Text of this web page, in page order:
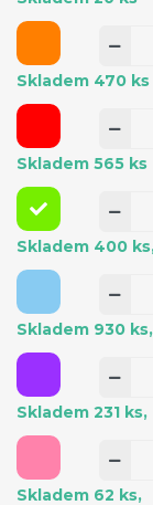
Skladem 470 ks
Skladem 565 ks
Skladem 400 ks
Skladem 930 ks
Skladem 231 ks
Skladem 62 ks